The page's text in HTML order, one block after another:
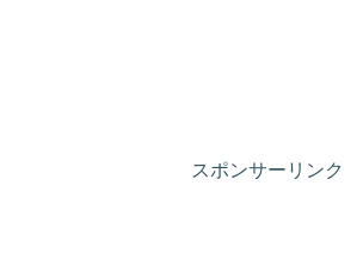
スポンサーリンク